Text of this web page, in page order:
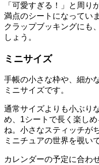
「可愛すぎる！」と周り
満点のシートになってい
クラップブッキングにも
しょう。
ミニサイズ
手帳の小さな枠や、細か
ミニサイズです。
通常サイズよりも小ぶり
め、1シートで長く楽し
ね。小さなスティッチが
ミニチュアの世界を覗い
カレンダーの予定に合わ